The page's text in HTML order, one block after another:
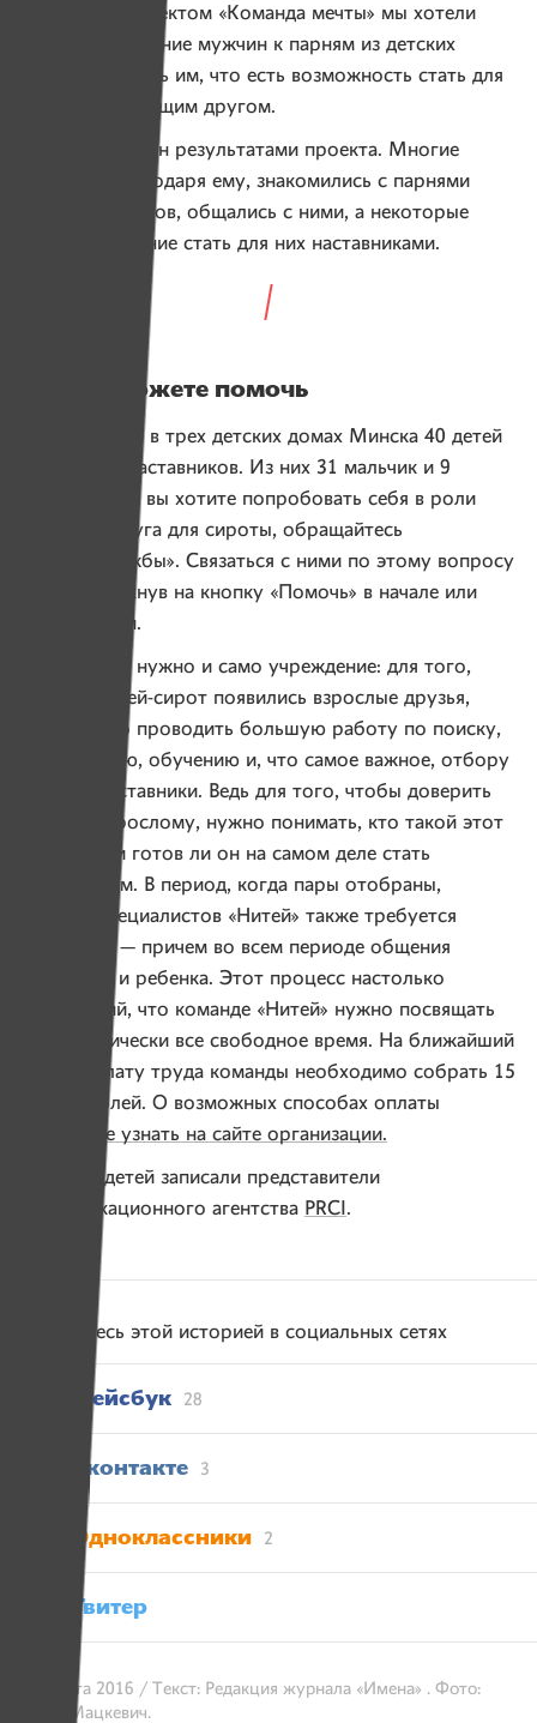
Конкретно проектом «Команда мечты» мы хотели
привлечь внимание мужчин к парням из детских
домов. Показать им, что есть возможность стать для
ребенка настоящим другом.
Я очень доволен результатами проекта. Многие
мужчины, благодаря ему, знакомились с парнями
из детских домов, общались с ними, а некоторые
приняли решение стать для них наставниками.
Как вы можете помочь
Прямо сейчас в трех детских домах Минска 40 детей
ждут своих наставников. Из них 31 мальчик и 9
девочек. Если вы хотите попробовать себя в роли
старшего друга для сироты, обращайтесь
в «Нити дружбы». Связаться с ними по этому вопросу
можно, щелкнув на кнопку «Помочь» в начале или
конце статьи.
Поддержать нужно и само учреждение: для того,
чтобы у детей-сирот появились взрослые друзья,
необходимо проводить большую работу по поиску,
привлечению, обучению и, что самое важное, отбору
людей в наставники. Ведь для того, чтобы доверить
ребенка взрослому, нужно понимать, кто такой этот
взрослый, и готов ли он на самом деле стать
наставником. В период, когда пары отобраны,
помощь специалистов «Нитей» также требуется
регулярно — причем во всем периоде общения
взрослого и ребенка. Этот процесс настолько
трудоемкий, что команде «Нитей» нужно посвящать
ему практически все свободное время. На ближайший
год на оплату труда команды необходимо собрать 15
тысяч рублей. О возможных способах оплаты
вы можете узнать на сайте организации.
Рассказы детей записали представители
коммуникационного агентства PRCI.
Поделитесь этой историей в социальных сетях
Фейсбук 28
Вконтакте 3
Одноклассники 2
Твитер
3 августа 2016 / Текст: Редакция журнала «Имена» . Фото:
Юлия Мацкевич.